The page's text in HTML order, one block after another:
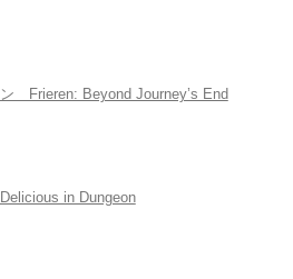
Frieren: Beyond Journey’s End
in Dungeon